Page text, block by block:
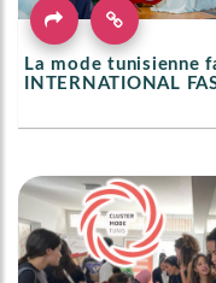
La mode tunisienne
INTERNATIONAL